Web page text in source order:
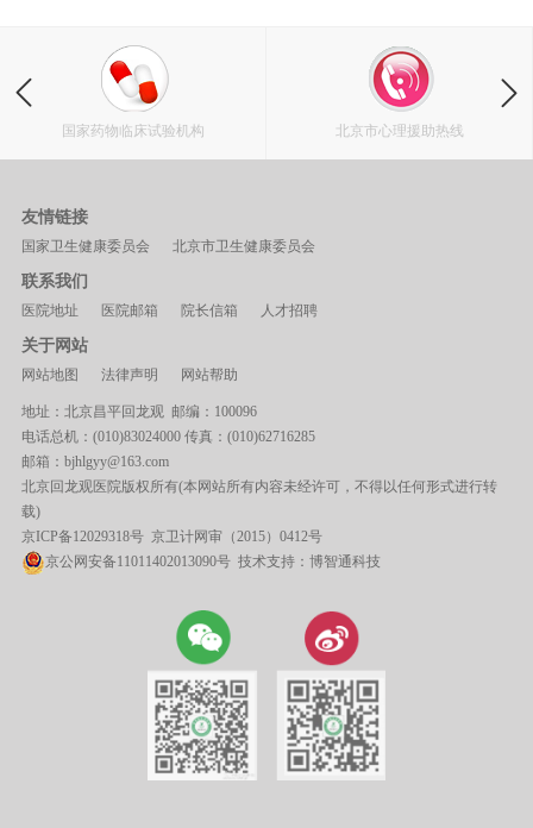
国家药物临床试验机构 北京市心理援助热线
友情链接
国家卫生健康委员会 北京市卫生健康委员会
联系我们
医院地址 医院邮箱 院长信箱 人才招聘
关于网站
网站地图 法律声明 网站帮助
地址：北京昌平回龙观 邮编：100096
电话总机：(010)83024000 传真：(010)62716285
邮箱：bjhlgyy@163.com
北京回龙观医院版权所有(本网站所有内容未经许可，不得以任何形式进行转
载)
京ICP备12029318号京卫计网审（2015）0412号
京公网安备11011402013090号 技术支持： 博智通科技